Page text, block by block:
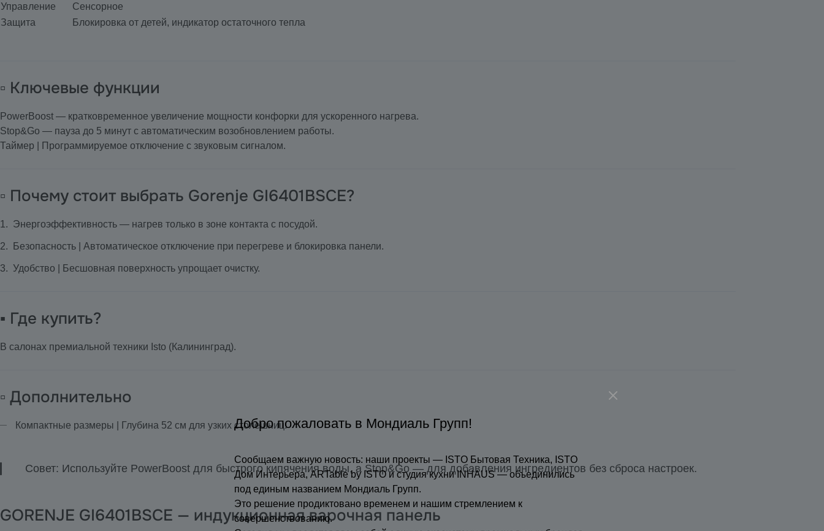
Управление
Сенсорное
Защита
Блокировка от детей, индикатор остаточного тепла
▫️ Ключевые функции
PowerBoost — кратковременное увеличение мощности конфорки для ускоренного нагрева.
Stop&Go — пауза до 5 минут с автоматическим возобновлением работы.
Таймер | Программируемое отключение с звуковым сигналом.
▫️ Почему стоит выбрать Gorenje GI6401BSCE?
Энергоэффективность — нагрев только в зоне контакта с посудой.
Безопасность | Автоматическое отключение при перегреве и блокировка панели.
Удобство | Бесшовная поверхность упрощает очистку.
▪️ Где купить?
В салонах премиальной техники Isto (Калининград).
▫️ Дополнительно
Компактные размеры | Глубина 52 см для узких столешниц.
Совет: Используйте PowerBoost для быстрого кипячения воды, а Stop&Go — для добавления ингредиентов без сброса настроек.
GORENJE GI6401BSCE — индукционная варочная панель
Добро пожаловать в Мондиаль Групп!
Сообщаем важную новость: наши проекты — ISTO Бытовая Техника, ISTO
Дом Интерьера, ARTable by ISTO и студия кухни INHAUS — объединились
под единым названием Мондиаль Групп.
Это решение продиктовано временем и нашим стремлением к
совершенствованию.